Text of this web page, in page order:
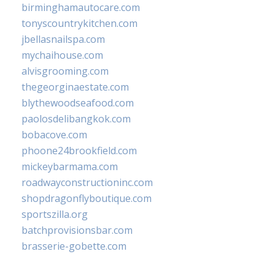
birminghamautocare.com
tonyscountrykitchen.com
jbellasnailspa.com
mychaihouse.com
alvisgrooming.com
thegeorginaestate.com
blythewoodseafood.com
paolosdelibangkok.com
bobacove.com
phoone24brookfield.com
mickeybarmama.com
roadwayconstructioninc.com
shopdragonflyboutique.com
sportszilla.org
batchprovisionsbar.com
brasserie-gobette.com